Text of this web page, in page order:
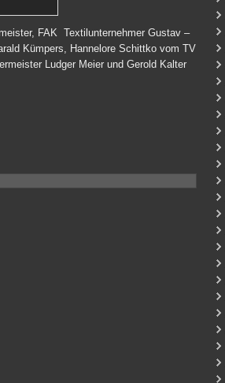
FAK Textilunternehmer Gustav –
Kümpers, Hannelore Schittko vom TV
Ludger Meier und Gerold Kalter